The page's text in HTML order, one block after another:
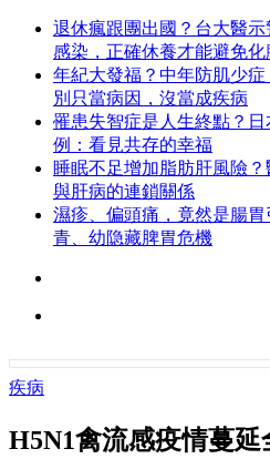
退休瘋跟團出國？台大醫
感染，正確休養才能避免化
年紀大發福？中年防肌少症
別只當病因，沒當成疾病
罹患失智症是人生終點？
例：看見共存的幸福
睡眠不足增加脂肪肝風險
與肝病的連鎖關係
濕疹、偏頭痛，竟然是腸胃
青、幼隐藏脾胃危機
疾病
H5N1禽流感疫情蔓